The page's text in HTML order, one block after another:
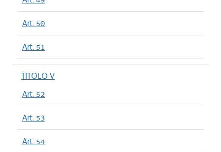
Art. 50
Art. 51
TITOLO V
Art. 52
Art. 53
Art. 54